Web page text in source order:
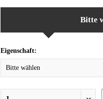
Bitte
Eigenschaft: